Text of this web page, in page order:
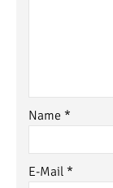
Name *
E-Mail *